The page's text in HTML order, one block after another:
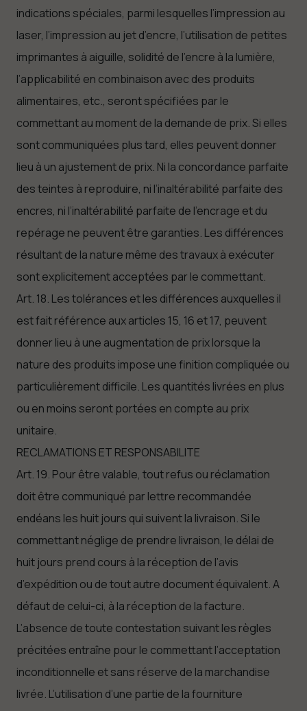
indications spéciales, parmi lesquelles l’impression au
laser, l’impression au jet d’encre, l’utilisation de petites
imprimantes à aiguille, solidité de l’encre à la lumière,
l’applicabilité en combinaison avec des produits
alimentaires, etc., seront spécifiées par le
commettant au moment de la demande de prix. Si elles
sont communiquées plus tard, elles peuvent donner
lieu à un ajustement de prix. Ni la concordance parfaite
des teintes à reproduire, ni l’inaltérabilité parfaite des
encres, ni l’inaltérabilité parfaite de l’encrage et du
repérage ne peuvent être garanties. Les différences
résultant de la nature même des travaux à exécuter
sont explicitement acceptées par le commettant.
Art. 18. Les tolérances et les différences auxquelles il
est fait référence aux articles 15, 16 et 17, peuvent
donner lieu à une augmentation de prix lorsque la
nature des produits impose une finition compliquée ou
particulièrement difficile. Les quantités livrées en plus
ou en moins seront portées en compte au prix
unitaire.
RECLAMATIONS ET RESPONSABILITE
Art. 19. Pour être valable, tout refus ou réclamation
doit être communiqué par lettre recommandée
endéans les huit jours qui suivent la livraison. Si le
commettant néglige de prendre livraison, le délai de
huit jours prend cours à la réception de l’avis
d’expédition ou de tout autre document équivalent. A
défaut de celui-ci, à la réception de la facture.
L’absence de toute contestation suivant les règles
précitées entraîne pour le commettant l’acceptation
inconditionnelle et sans réserve de la marchandise
livrée. L’utilisation d’une partie de la fourniture